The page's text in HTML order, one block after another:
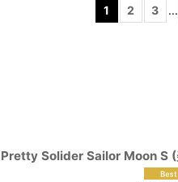
1 2 3 ...
Pretty Solider Sailor Moon S (